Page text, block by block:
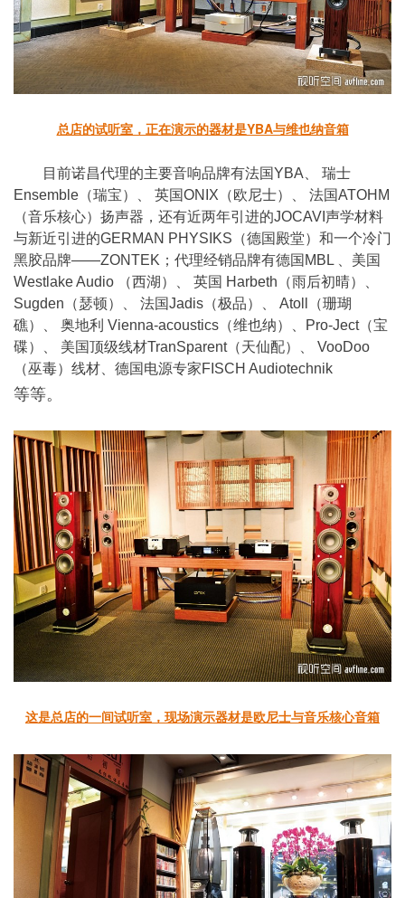
总店的试听室，正在演示的器材是YBA与维也纳音箱
目前诺昌代理的主要音响品牌有法国YBA、 瑞士
Ensemble（瑞宝）、 英国ONIX（欧尼士）、 法国ATOHM
（音乐核心）扬声器，还有近两年引进的JOCAVI声学材料
与新近引进的GERMAN PHYSIKS（德国殿堂）和一个冷门
黑胶品牌——ZONTEK；代理经销品牌有德国MBL 、美国
Westlake Audio （西湖）、 英国 Harbeth（雨后初晴）、
Sugden（瑟顿）、 法国Jadis（极品）、 Atoll（珊瑚
礁）、 奥地利 Vienna-acoustics（维也纳）、Pro-Ject（宝
碟）、 美国顶级线材TranSparent（天仙配）、 VooDoo
（巫毒）线材、德国电源专家FISCH Audiotechnik
等等。
这是总店的一间试听室，现场演示器材是欧尼士与音乐核心音箱